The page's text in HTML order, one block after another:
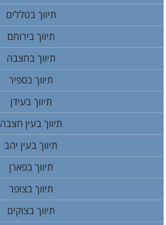
תיווך בטללים
תיווך בירוחם
תיווך בחצבה
תיווך בספיר
תיווך בעידן
תיווך בעין חצבה
תיווך בעין יהב
תיווך בפארן
תיווך בצופר
תיווך בצוקים